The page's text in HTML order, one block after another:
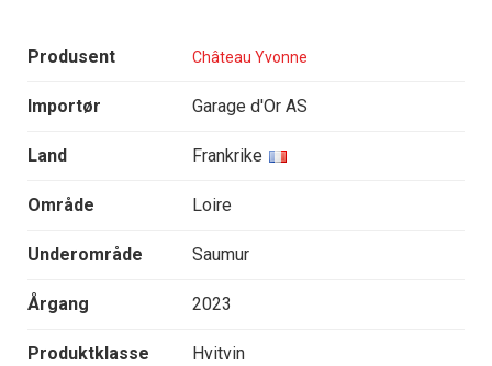
Produsent Château Yvonne
Importør Garage d'Or AS
Land Frankrike
Område Loire
Underområde Saumur
Årgang 2023
Produktklasse Hvitvin